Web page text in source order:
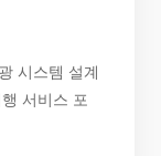
시스템 설계
서비스 포